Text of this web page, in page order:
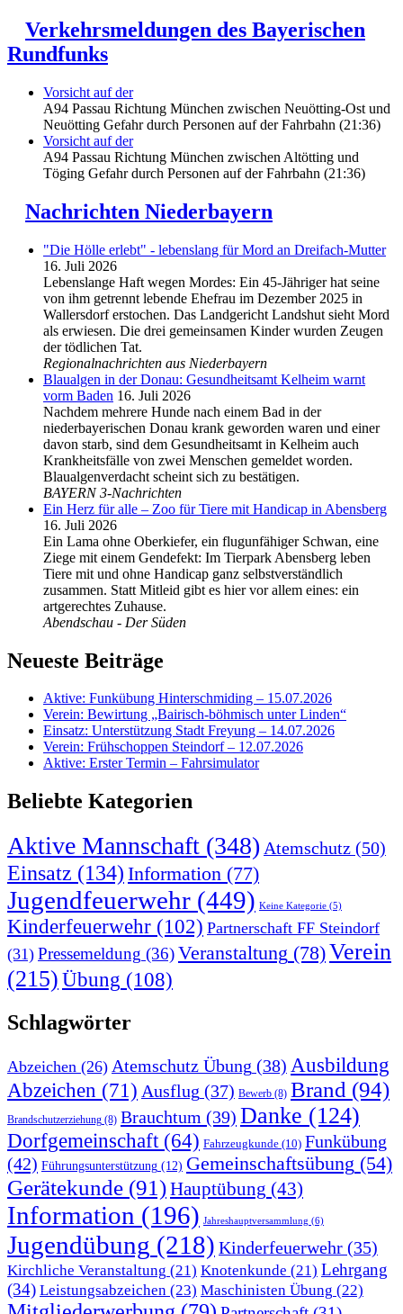
Verkehrsmeldungen des Bayerischen
Rundfunks
Vorsicht auf der
A94 Passau Richtung München zwischen Neuötting-Ost und
Neuötting Gefahr durch Personen auf der Fahrbahn (21:36)
Vorsicht auf der
A94 Passau Richtung München zwischen Altötting und
Töging Gefahr durch Personen auf der Fahrbahn (21:36)
Nachrichten Niederbayern
"Die Hölle erlebt" - lebenslang für Mord an Dreifach-Mutter
16. Juli 2026
Lebenslange Haft wegen Mordes: Ein 45-Jähriger hat seine
von ihm getrennt lebende Ehefrau im Dezember 2025 in
Wallersdorf erstochen. Das Landgericht Landshut sieht Mord
als erwiesen. Die drei gemeinsamen Kinder wurden Zeugen
der tödlichen Tat.
Regionalnachrichten aus Niederbayern
Blaualgen in der Donau: Gesundheitsamt Kelheim warnt
vorm Baden 16. Juli 2026
Nachdem mehrere Hunde nach einem Bad in der
niederbayerischen Donau krank geworden waren und einer
davon starb, sind dem Gesundheitsamt in Kelheim auch
Krankheitsfälle von zwei Menschen gemeldet worden.
Blaualgenverdacht scheint sich zu bestätigen.
BAYERN 3-Nachrichten
Ein Herz für alle – Zoo für Tiere mit Handicap in Abensberg
16. Juli 2026
Ein Lama ohne Oberkiefer, ein flugunfähiger Schwan, eine
Ziege mit einem Gendefekt: Im Tierpark Abensberg leben
Tiere mit und ohne Handicap ganz selbstverständlich
zusammen. Statt Mitleid gibt es hier vor allem eines: ein
artgerechtes Zuhause.
Abendschau - Der Süden
Neueste Beiträge
Aktive: Funkübung Hinterschmiding – 15.07.2026
Verein: Bewirtung „Bairisch-böhmisch unter Linden“
Einsatz: Unterstützung Stadt Freyung – 14.07.2026
Verein: Frühschoppen Steindorf – 12.07.2026
Aktive: Erster Termin – Fahrsimulator
Beliebte Kategorien
Aktive Mannschaft (348) Atemschutz (50)
Einsatz (134) Information (77)
Jugendfeuerwehr (449) Keine Kategorie (5)
Kinderfeuerwehr (102) Partnerschaft FF Steindorf
(31) Pressemeldung (36)Veranstaltung (78)Verein
(215)Übung (108)
Schlagwörter
Abzeichen (26) Atemschutz Übung (38) Ausbildung
Abzeichen (71) Ausflug (37) Bewerb (8) Brand (94)
Brandschutzerziehung (8) Brauchtum (39) Danke (124)
Dorfgemeinschaft(64) Fahrzeugkunde (10) Funkübung
(42) Führungsunterstützung (12) Gemeinschaftsübung (54)
Gerätekunde (91)Hauptübung (43)
Information (196) Jahreshauptversammlung (6)
Jugendübung (218) Kinderfeuerwehr (35)
Kirchliche Veranstaltung (21) Knotenkunde (21) Lehrgang
(34) Leistungsabzeichen (23) Maschinisten Übung (22)